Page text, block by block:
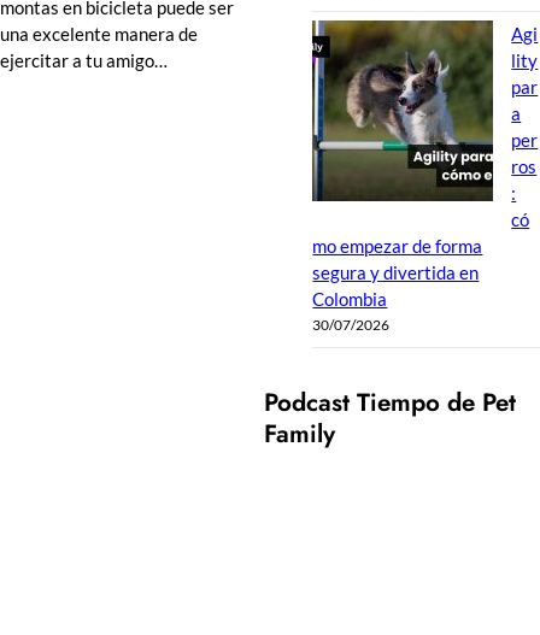
montas en bicicleta puede ser
una excelente manera de
ejercitar a tu amigo…
Agi
lity
par
a
per
ros
:
có
mo empezar de forma
segura y divertida en
Colombia
30/07/2026
Podcast Tiempo de Pet
Family